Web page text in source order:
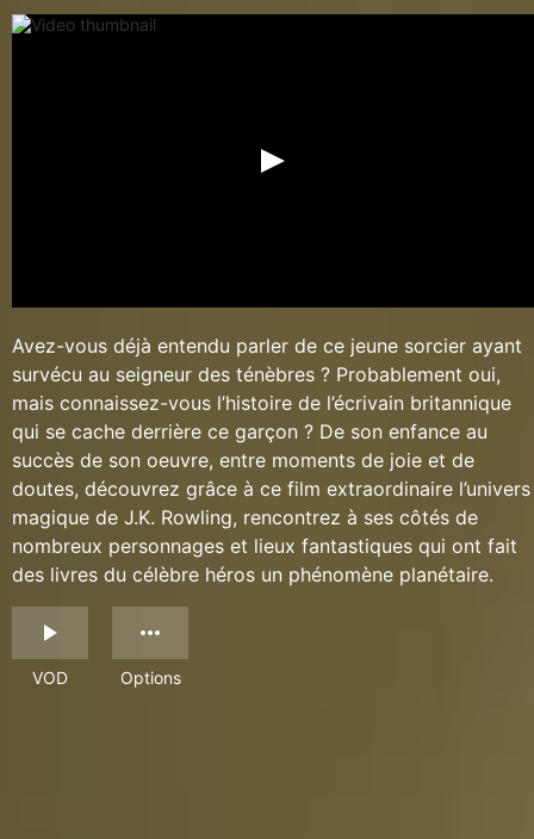
Avez-vous déjà entendu parler de ce jeune sorcier ayant
survécu au seigneur des ténèbres ? Probablement oui,
mais connaissez-vous l’histoire de l’écrivain britannique
qui se cache derrière ce garçon ? De son enfance au
succès de son oeuvre, entre moments de joie et de
doutes, découvrez grâce à ce film extraordinaire l’univers
magique de J.K. Rowling, rencontrez à ses côtés de
nombreux personnages et lieux fantastiques qui ont fait
des livres du célèbre héros un phénomène planétaire.
VOD Options